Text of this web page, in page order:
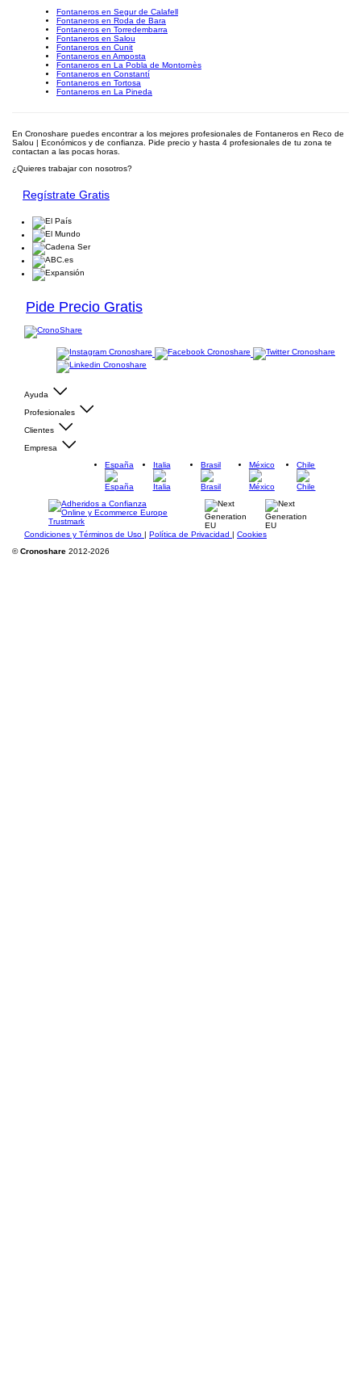
Fontaneros en Segur de Calafell
Fontaneros en Roda de Bara
Fontaneros en Torredembarra
Fontaneros en Salou
Fontaneros en Cunit
Fontaneros en Amposta
Fontaneros en La Pobla de Montornès
Fontaneros en Constantí
Fontaneros en Tortosa
Fontaneros en La Pineda
En Cronoshare puedes encontrar a los mejores profesionales de Fontaneros en Reco de
Salou | Económicos y de confianza. Pide precio y hasta 4 profesionales de tu zona te
contactan a las pocas horas.
¿Quieres trabajar con nosotros?
Regístrate Gratis
Pide Precio Gratis
Ayuda
Profesionales
Clientes
Empresa
España
Italia Brasil México Chile
Condiciones y Términos de Uso | Política de Privacidad | Cookies
©Cronoshare 2012-2026